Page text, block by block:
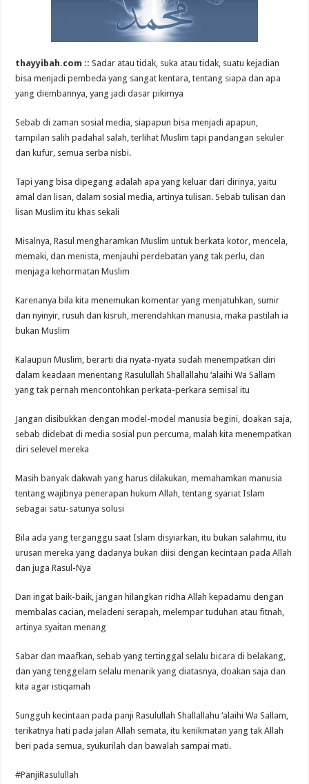
thayyibah.com ::Sadar atau tidak, suka atau tidak, suatu kejadian
bisa menjadi pembeda yang sangat kentara, tentang siapa dan apa
yang diembannya, yang jadi dasar pikirnya
Sebab di zaman sosial media, siapapun bisa menjadi apapun,
tampilan salih padahal salah, terlihat Muslim tapi pandangan sekuler
dan kufur, semua serba nisbi.
Tapi yang bisa dipegang adalah apa yang keluar dari dirinya, yaitu
amal dan lisan, dalam sosial media, artinya tulisan. Sebab tulisan dan
lisan Muslim itu khas sekali
Misalnya, Rasul mengharamkan Muslim untuk berkata kotor, mencela,
memaki, dan menista, menjauhi perdebatan yang tak perlu, dan
menjaga kehormatan Muslim
Karenanya bila kita menemukan komentar yang menjatuhkan, sumir
dan nyinyir, rusuh dan kisruh, merendahkan manusia, maka pastilah ia
bukan Muslim
Kalaupun Muslim, berarti dia nyata-nyata sudah menempatkan diri
dalam keadaan menentang Rasulullah Shallallahu ‘alaihi Wa Sallam
yang tak pernah mencontohkan perkata-perkara semisal itu
Jangan disibukkan dengan model-model manusia begini, doakan saja,
sebab didebat di media sosial pun percuma, malah kita menempatkan
diri selevel mereka
Masih banyak dakwah yang harus dilakukan, memahamkan manusia
tentang wajibnya penerapan hukum Allah, tentang syariat Islam
sebagai satu-satunya solusi
Bila ada yang terganggu saat Islam disyiarkan, itu bukan salahmu, itu
urusan mereka yang dadanya bukan diisi dengan kecintaan pada Allah
dan juga Rasul-Nya
Dan ingat baik-baik, jangan hilangkan ridha Allah kepadamu dengan
membalas cacian, meladeni serapah, melempar tuduhan atau fitnah,
artinya syaitan menang
Sabar dan maafkan, sebab yang tertinggal selalu bicara di belakang,
dan yang tenggelam selalu menarik yang diatasnya, doakan saja dan
kita agar istiqamah
Sungguh kecintaan pada panji Rasulullah Shallallahu ‘alaihi Wa Sallam,
terikatnya hati pada jalan Allah semata, itu kenikmatan yang tak Allah
beri pada semua, syukurilah dan bawalah sampai mati.
#PanjiRasulullah